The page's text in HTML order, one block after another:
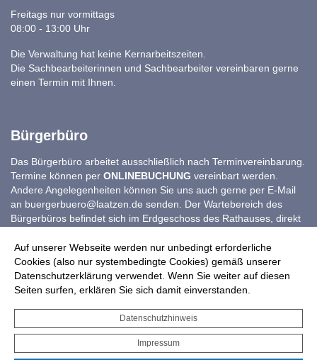
Auf unserer Webseite werden nur unbedingt erforderliche
Cookies (also nur systembedingte Cookies) gemäß unserer
Datenschutzerklärung verwendet. Wenn Sie weiter auf diesen
Seiten surfen, erklären Sie sich damit einverstanden.
Datenschutzhinweis
Impressum
Freitags nur vormittags
08:00 - 13:00 Uhr
Die Verwaltung hat keine Kernarbeitszeiten.
Die Sachbearbeiterinnen und Sachbearbeiter vereinbaren gerne
einen Termin mit Ihnen.
Bürgerbüro
Das Bürgerbüro arbeitet ausschließlich nach Terminvereinbarung.
Termine können per ONLINEBUCHUNG vereinbart werden.
Andere Angelegenheiten können Sie uns auch gerne per E-Mail
an buergerbuero@laatzen.de senden. Der Wartebereich des
Bürgerbüros befindet sich im Erdgeschoss des Rathauses, direkt
Unter der Nummer 0511 8205 5555 ist das Bürgerbüro zu
folgenden Zeiten erreichbar:
Montag bis Donnerstag
08:00 Uhr - 12:00 Uhr
13:00 Uhr - 17:00 Uhr
Freitags nur vormittags